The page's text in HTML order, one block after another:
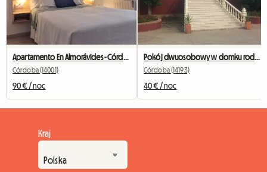
Córdoba (14001)
90 € / noc
Córdoba (14193)
40 € / noc
Kraj